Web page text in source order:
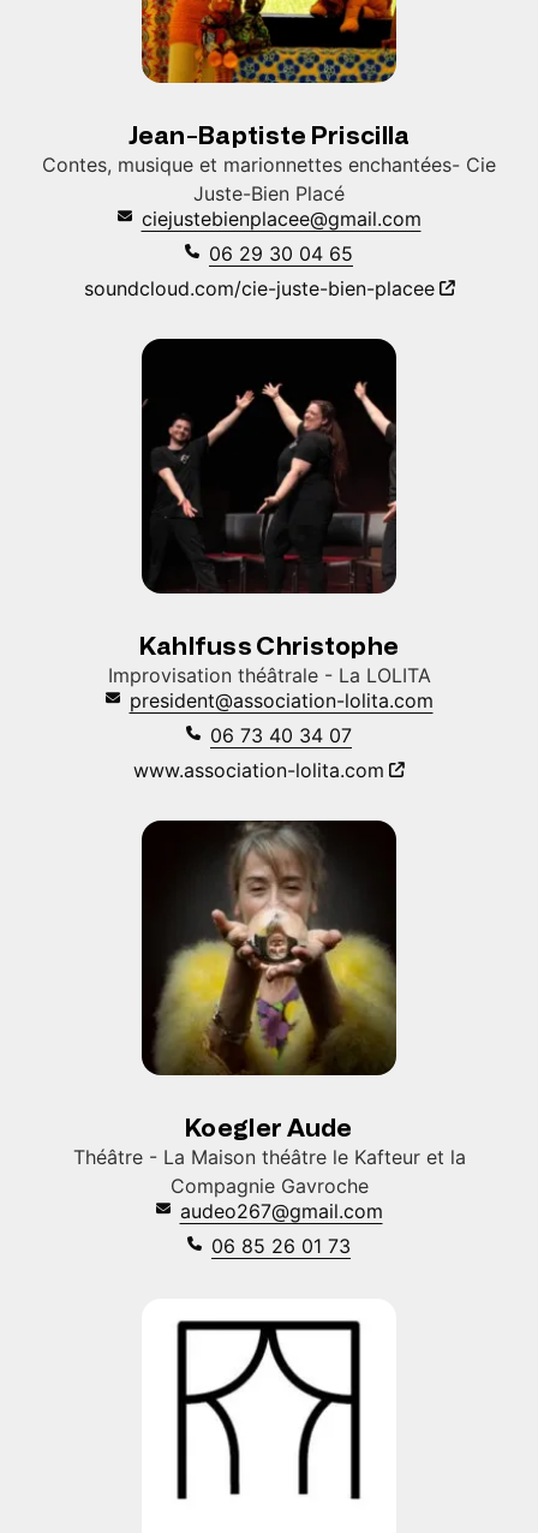
Jean-Baptiste Priscilla
Contes, musique et marionnettes enchantées- Cie
Juste-Bien Placé
ciejustebienplacee@gmail.com
06 29 30 04 65
soundcloud.com/cie-juste-bien-placee
Kahlfuss Christophe
Improvisation théâtrale - La LOLITA
president@association-lolita.com
06 73 40 34 07
www.association-lolita.com
Koegler Aude
Théâtre - La Maison théâtre le Kafteur et la
Compagnie Gavroche
audeo267@gmail.com
06 85 26 01 73